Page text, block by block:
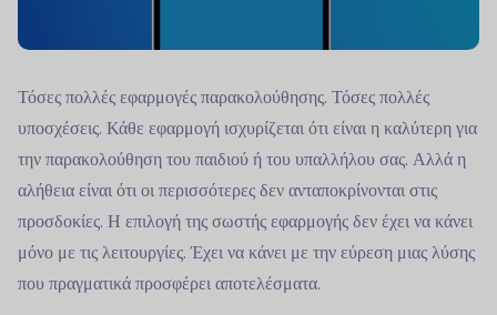
Τόσες πολλές εφαρμογές παρακολούθησης. Τόσες πολλές
υποσχέσεις. Κάθε εφαρμογή ισχυρίζεται ότι είναι η καλύτερη για
την παρακολούθηση του παιδιού ή του υπαλλήλου σας. Αλλά η
αλήθεια είναι ότι οι περισσότερες δεν ανταποκρίνονται στις
προσδοκίες. Η επιλογή της σωστής εφαρμογής δεν έχει να κάνει
μόνο με τις λειτουργίες. Έχει να κάνει με την εύρεση μιας λύσης
που πραγματικά προσφέρει αποτελέσματα.